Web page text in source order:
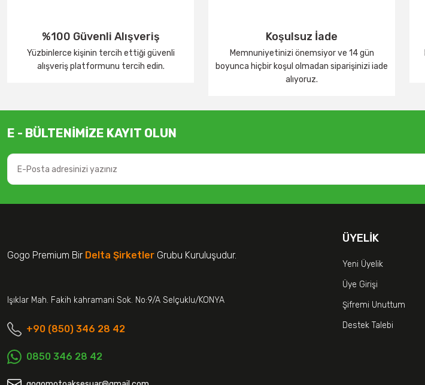
%100 Güvenli Alışveriş
Yüzbinlerce kişinin tercih ettiği güvenli
alışveriş platformunu tercih edin.
Koşulsuz İade
Memnuniyetinizi önemsiyor ve 14 gün
boyunca hiçbir koşul olmadan siparişinizi iade
alıyoruz.
E - BÜLTENİMİZE KAYIT OLUN
Gogo Premium Bir Delta Şirketler Grubu Kuruluşudur.
Işıklar Mah. Fakih kahramani Sok. No:9/A Selçuklu/KONYA
+90 (850) 346 28 42
0850 346 28 42
ÜYELIK
Yeni Üyelik
Üye Girişi
Şifremi Unuttum
Destek Talebi